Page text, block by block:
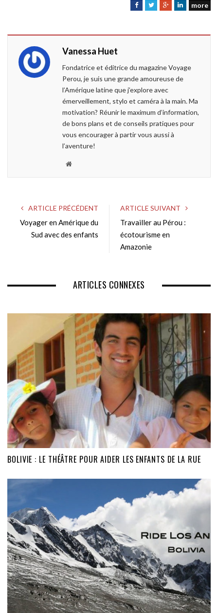
F
o
k
T
r
G
+
L
I
n
more
Vanessa Huet
Fondatrice et éditrice du magazine Voyage
Perou, je suis une grande amoureuse de
l’Amérique latine que j’explore avec
émerveillement, stylo et caméra à la main. Ma
motivation? Réunir le maximum d’information,
de bons plans et de conseils pratiques pour
vous encourager à partir vous aussi à
l’aventure!
W
i
t
e
ARTICLE PRÉCÉDENT
Voyager en Amérique du
Sud avec des enfants
ARTICLE SUIVANT
Travailler au Pérou :
écotourisme en
Amazonie
ARTICLES CONNEXES
BOLIVIE : LE THÉÂTRE POUR AIDER LES ENFANTS DE LA RUE